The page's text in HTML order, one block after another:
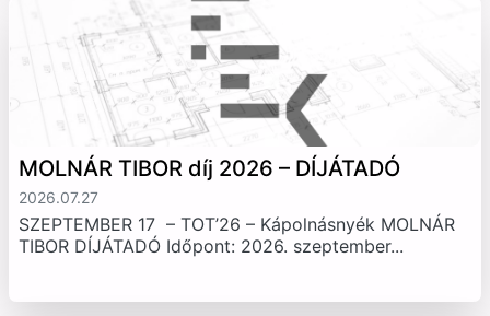
MOLNÁR TIBOR díj 2026 – DÍJÁTADÓ
2026.07.27
SZEPTEMBER 17 – TOT’26 – Kápolnásnyék MOLNÁR
TIBOR DÍJÁTADÓ Időpont: 2026. szeptember...